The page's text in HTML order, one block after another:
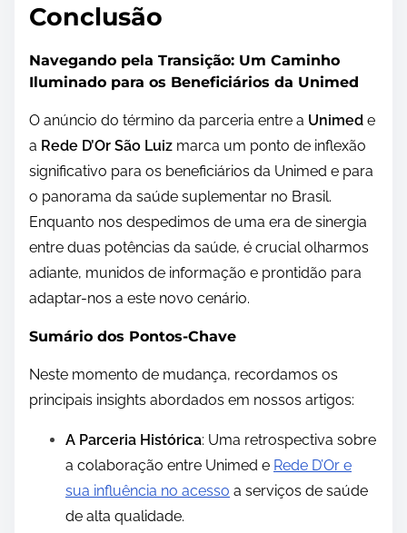
Conclusão
Navegando pela Transição: Um Caminho
Iluminado para os Beneficiários da Unimed
O anúncio do término da parceria entre a Unimed e
a Rede D’Or São Luiz marca um ponto de inflexão
significativo para os beneficiários da Unimed e para
o panorama da saúde suplementar no Brasil.
Enquanto nos despedimos de uma era de sinergia
entre duas potências da saúde, é crucial olharmos
adiante, munidos de informação e prontidão para
adaptar-nos a este novo cenário.
Sumário dos Pontos-Chave
Neste momento de mudança, recordamos os
principais insights abordados em nossos artigos:
A Parceria Histórica: Uma retrospectiva sobre
a colaboração entre Unimed e Rede D’Or e
sua influência no acesso a serviços de saúde
de alta qualidade.